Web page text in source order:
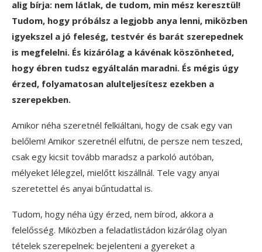
alig bírja: nem látlak, de tudom, min mész keresztül!
Tudom, hogy próbálsz a legjobb anya lenni, miközben
igyekszel a jó feleség, testvér és barát szerepednek
is megfelelni. És kizárólag a kávénak köszönheted,
hogy ébren tudsz egyáltalán maradni. És mégis úgy
érzed, folyamatosan alulteljesítesz ezekben a
szerepekben.
Amikor néha szeretnél felkiáltani, hogy de csak egy van
belőlem! Amikor szeretnél elfutni, de persze nem teszed,
csak egy kicsit tovább maradsz a parkoló autóban,
mélyeket lélegzel, mielőtt kiszállnál. Tele vagy anyai
szeretettel és anyai bűntudattal is.
Tudom, hogy néha úgy érzed, nem bírod, akkora a
felelősség. Miközben a feladatlistádon kizárólag olyan
tételek szerepelnek: bejelenteni a gyereket a